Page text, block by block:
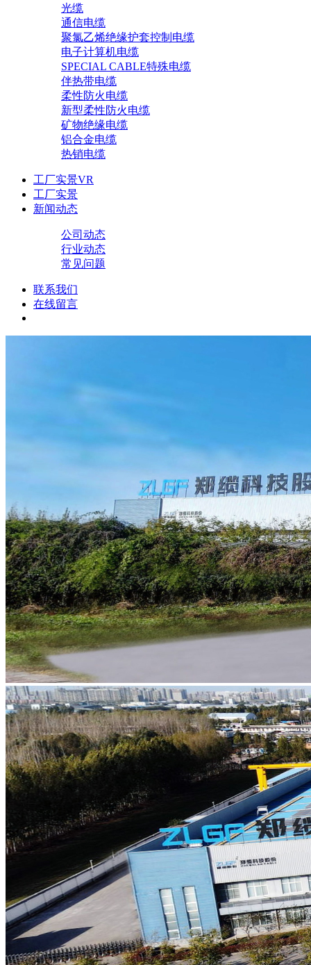
光缆
通信电缆
聚氯乙烯绝缘护套控制电缆
电子计算机电缆
SPECIAL CABLE特殊电缆
伴热带电缆
柔性防火电缆
新型柔性防火电缆
矿物绝缘电缆
铝合金电缆
热销电缆
工厂实景VR
工厂实景
新闻动态
公司动态
行业动态
常见问题
联系我们
在线留言